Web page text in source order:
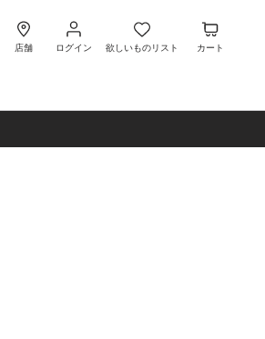
店舗 ログイン
ロ
グ
欲しいものリスト
し
カート
カ
ー